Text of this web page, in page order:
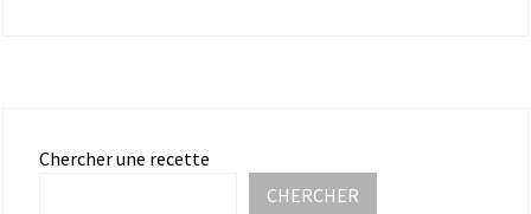
Chercher une recette
CHERCHER